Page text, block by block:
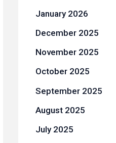
January 2026
December 2025
November 2025
October 2025
September 2025
August 2025
July 2025